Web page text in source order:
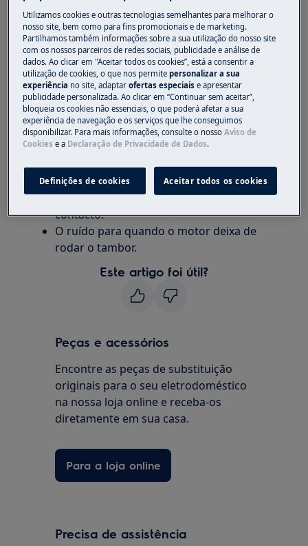
Máquina de lavar com carregamento
frontal (encastrável e de instalação livre)
Máquina de lavar de carregar pelo topo
Resolução:
1. É normal que uma máquina de lavar emita
um zumbido durante a lavagem.
Muitas máquinas de lavar fazem este tipo
de ruído, que tem origem no motor.
O motor tem partes internas móveis que
produzem este ruído quanto entram em
contacto.
O ruído para quando o motor deixa de
rodar o tambor.
Este artigo foi útil?
Peças e acessórios
Encontre as peças de substituição
originais para o seu eletrodoméstico
na nossa loja online e receba-os
diretamente em sua casa.
Para a loja online
Precisa de assistência
Utilizamos cookies e outras tecnologias semelhantes para melhorar o
nosso site, bem como para fins promocionais e de marketing.
Partilhamos também informações sobre a sua utilização do nosso site
com os nossos parceiros de redes sociais, publicidade e análise de
dados. Ao clicar em "Aceitar todos os cookies”, está a consentir a
utilização de cookies, o que nos permitepersonalizar a sua
experiência no site, adaptarofertas especiaise apresentar
publicidade personalizada. Ao clicar em “Continuar sem aceitar”,
bloqueia os cookies não essenciais, o que poderá afetar a sua
experiência de navegação e os serviços que lhe conseguimos
disponibilizar. Para mais informações, consulte o nossoAviso de
Cookies e a Declaração de Privacidade de Dados.
Definições de cookies Aceitar todos os cookies